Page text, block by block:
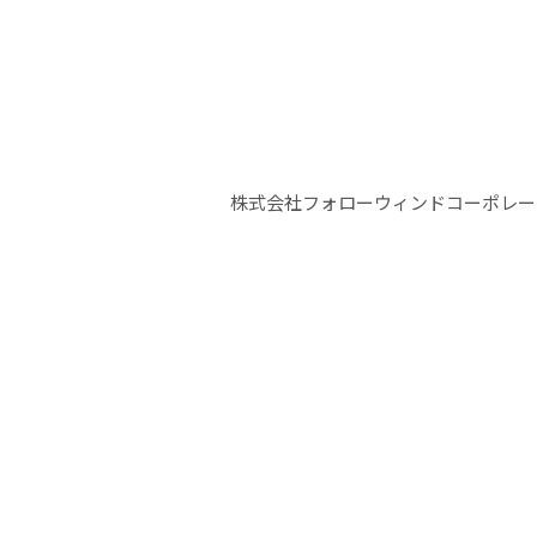
株式会社フォローウィンドコーポレ